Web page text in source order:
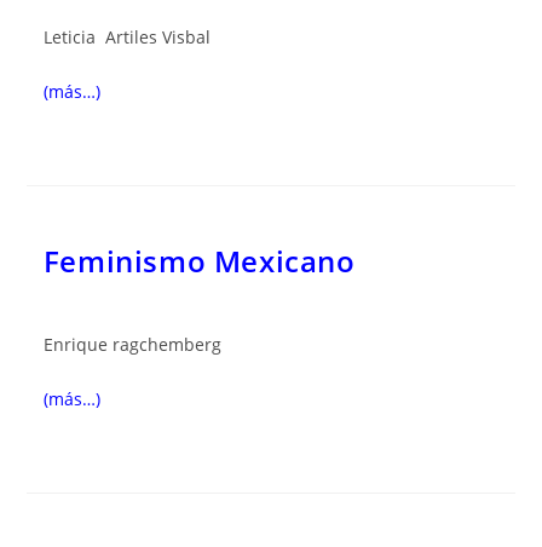
Leticia Artiles Visbal
(más…)
Feminismo Mexicano
Enrique ragchemberg
(más…)